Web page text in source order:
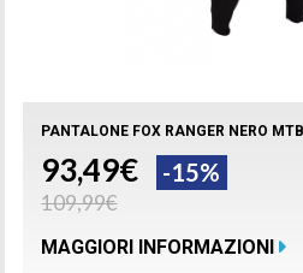
PANTALONE FOX RANGER NERO
93,49€ -15%
109,99€
MAGGIORI INFORMAZIONI